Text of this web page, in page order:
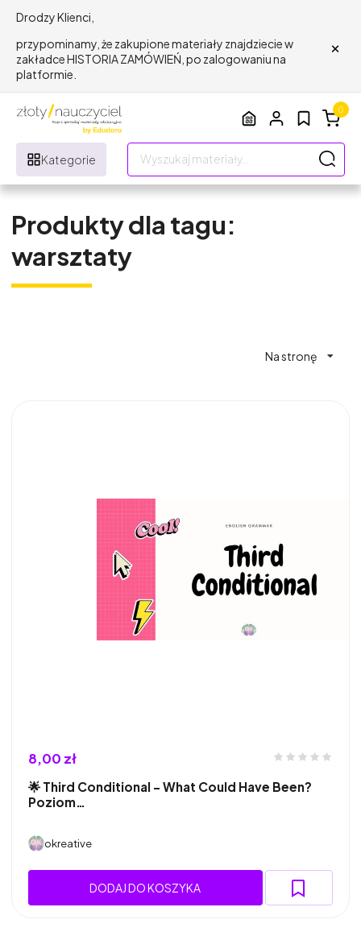
Drodzy Klienci,
przypominamy, że zakupione materiały znajdziecie w
zakładce HISTORIA ZAMÓWIEŃ, po zalogowaniu na
platformie.
×
Kategorie
0
Produkty dla tagu:
warsztaty
Na stronę
8,00 zł
🌟 Third Conditional – What Could Have Been?
Poziom…
okreative
DODAJ DO KOSZYKA